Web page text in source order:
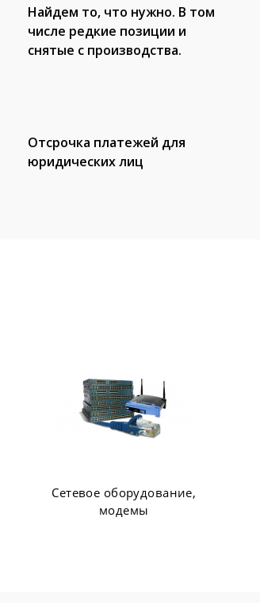
Найдем то, что нужно. В том
числе редкие позиции и
снятые с производства.
Отсрочка платежей для
юридических лиц
Web-камеры, Колонки,
Наушники, Микрофоны